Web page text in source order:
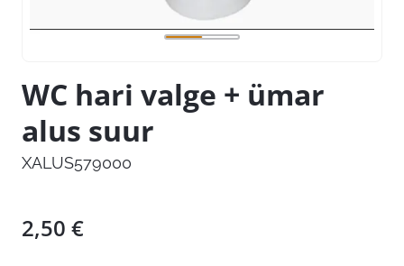
WC hari valge + ümar
alus suur
XALUS579000
2,50 €